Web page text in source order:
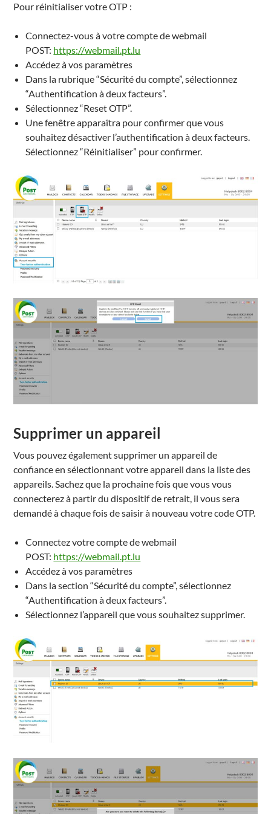
Pour réinitialiser votre OTP :
Connectez-vous à votre compte de webmail
POST: https://webmail.pt.lu
Accédez à vos paramètres
Dans la rubrique “Sécurité du compte”, sélectionnez
“Authentification à deux facteurs”.
Sélectionnez “Reset OTP”.
Une fenêtre apparaîtra pour confirmer que vous
souhaitez désactiver l’authentification à deux facteurs.
Sélectionnez “Réinitialiser” pour confirmer.
Supprimer un appareil
Vous pouvez également supprimer un appareil de
confiance en sélectionnant votre appareil dans la liste des
appareils. Sachez que la prochaine fois que vous vous
connecterez à partir du dispositif de retrait, il vous sera
demandé à chaque fois de saisir à nouveau votre code OTP.
Connectez votre compte de webmail
POST: https://webmail.pt.lu
Accédez à vos paramètres
Dans la section “Sécurité du compte”, sélectionnez
“Authentification à deux facteurs”.
Sélectionnez l’appareil que vous souhaitez supprimer.